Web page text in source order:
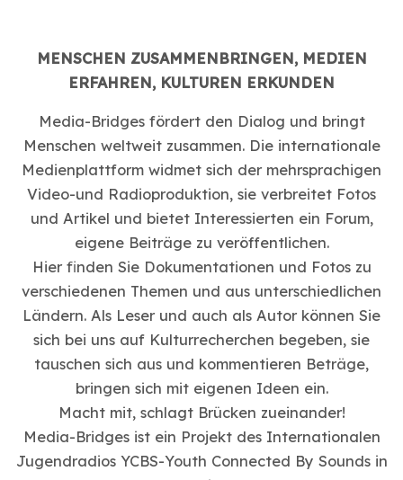
MENSCHEN ZUSAMMENBRINGEN, MEDIEN
ERFAHREN, KULTUREN ERKUNDEN
Media-Bridges fördert den Dialog und bringt
Menschen weltweit zusammen. Die internationale
Medienplattform widmet sich der mehrsprachigen
Video-und Radioproduktion, sie verbreitet Fotos
und Artikel und bietet Interessierten ein Forum,
eigene Beiträge zu veröffentlichen.
Hier finden Sie Dokumentationen und Fotos zu
verschiedenen Themen und aus unterschiedlichen
Ländern. Als Leser und auch als Autor können Sie
sich bei uns auf Kulturrecherchen begeben, sie
tauschen sich aus und kommentieren Beträge,
bringen sich mit eigenen Ideen ein.
Macht mit, schlagt Brücken zueinander!
Media-Bridges ist ein Projekt des Internationalen
Jugendradios YCBS-Youth Connected By Sounds in